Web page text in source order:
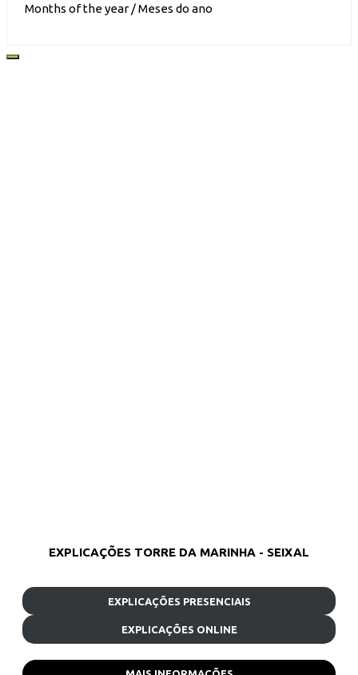
Months of the year / Meses do ano
EXPLICAÇÕES TORRE DA MARINHA - SEIXAL
EXPLICAÇÕES PRESENCIAIS
EXPLICAÇÕES ONLINE